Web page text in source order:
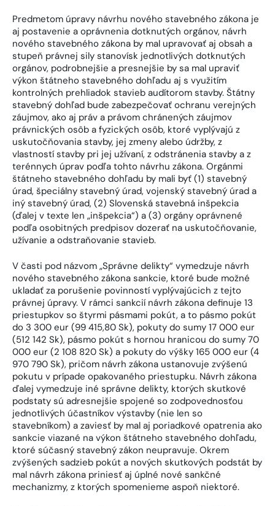
Predmetom úpravy návrhu nového stavebného zákona je
aj postavenie a oprávnenia dotknutých orgánov, návrh
nového stavebného zákona by mal upravovať aj obsah a
stupeň právnej sily stanovísk jednotlivých dotknutých
orgánov, podrobnejšie a presnejšie by sa mal upraviť
výkon štátneho stavebného dohľadu aj s využitím
kontrolných prehliadok stavieb audítorom stavby. Štátny
stavebný dohľad bude zabezpečovať ochranu verejných
záujmov, ako aj práv a právom chránených záujmov
právnických osôb a fyzických osôb, ktoré vyplývajú z
uskutočňovania stavby, jej zmeny alebo údržby, z
vlastností stavby pri jej užívaní, z odstránenia stavby a z
terénnych úprav podľa tohto návrhu zákona. Orgánmi
štátneho stavebného dohľadu by mali byť (1) stavebný
úrad, špeciálny stavebný úrad, vojenský stavebný úrad a
iný stavebný úrad, (2) Slovenská stavebná inšpekcia
(ďalej v texte len „inšpekcia“) a (3) orgány oprávnené
podľa osobitných predpisov dozerať na uskutočňovanie,
užívanie a odstraňovanie stavieb.
V časti pod názvom „Správne delikty“ vymedzuje návrh
nového stavebného zákona sankcie, ktoré bude možné
ukladať za porušenie povinností vyplývajúcich z tejto
právnej úpravy. V rámci sankcií návrh zákona definuje 13
priestupkov so štyrmi pásmami pokút, a to pásmo pokút
do 3 300 eur (99 415,80 Sk), pokuty do sumy 17 000 eur
(512 142 Sk), pásmo pokút s hornou hranicou do sumy 70
000 eur (2 108 820 Sk) a pokuty do výšky 165 000 eur (4
970 790 Sk), pričom návrh zákona ustanovuje zvýšenú
pokutu v prípade opakovaného priestupku. Návrh zákona
ďalej vymedzuje iné správne delikty, ktorých skutkové
podstaty sú adresnejšie spojené so zodpovednosťou
jednotlivých účastníkov výstavby (nie len so
stavebníkom) a zaviesť by mal aj poriadkové opatrenia ako
sankcie viazané na výkon štátneho stavebného dohľadu,
ktoré súčasný stavebný zákon neupravuje. Okrem
zvýšených sadzieb pokút a nových skutkových podstát by
mal návrh zákona priniesť aj úplné nové sankčné
mechanizmy, z ktorých spomenieme aspoň niektoré.